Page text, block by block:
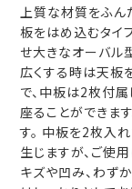
上質な材質をふ
板をはめ込むタイ
せ大きなオーバル
広くする時は天板
で、中板は2枚付属
座ることができま
す。 中板を2枚入
生じますが、ご使
キズや凹み、わず